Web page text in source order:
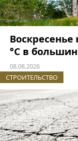
Воскресенье
°C в
08.08.2026
СТРОИТЕЛЬСТВО